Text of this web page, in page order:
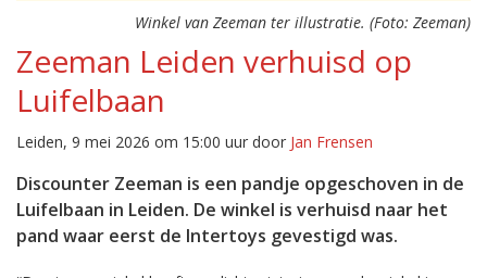
Winkel van Zeeman ter illustratie. (Foto: Zeeman)
Zeeman Leiden verhuisd op
Luifelbaan
Leiden, 9 mei 2026 om 15:00 uur door Jan Frensen
Discounter Zeeman is een pandje opgeschoven in de
Luifelbaan in Leiden. De winkel is verhuisd naar het
pand waar eerst de Intertoys gevestigd was.